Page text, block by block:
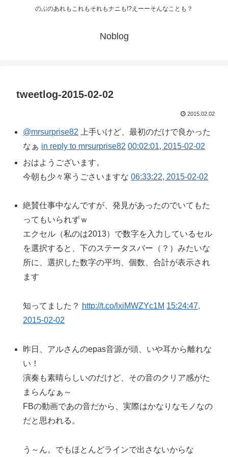
のぶのあれもこれもそれもナニも!?えーーそんなことも？
Noblog
tweetlog-2015-02-02
2015.02.02
@mrsurprise82 上手いけど、最初のだけで良かった
なぁ in reply to mrsurprise82 00:02:01, 2015-02-02
おはようございます。
今朝も少々寒うごさいますな06:33:22, 2015-02-02
絶賛仕事中なんですが、発見があったのでいてもた
ってもいられずｗ
エクセル（私のは2013）で数字を入力しているセル
を選択すると、下のステータスバー（？）みたいな
所に、選択した数字の平均、個数、合計が表示され
ます
知ってました？ http://t.co/lxiMWZYc1M 15:24:47,
2015-02-02
昨日、アルさんのepas音源が頭、いや耳から離れな
い！
演奏も素晴らしいのだけど、その音のクリア感がた
まらんなぁ～
FBの動画であの音だから、実際はかなりなモノなの
だと思われる。
う～ん。でもほとんどラインで出さないからな